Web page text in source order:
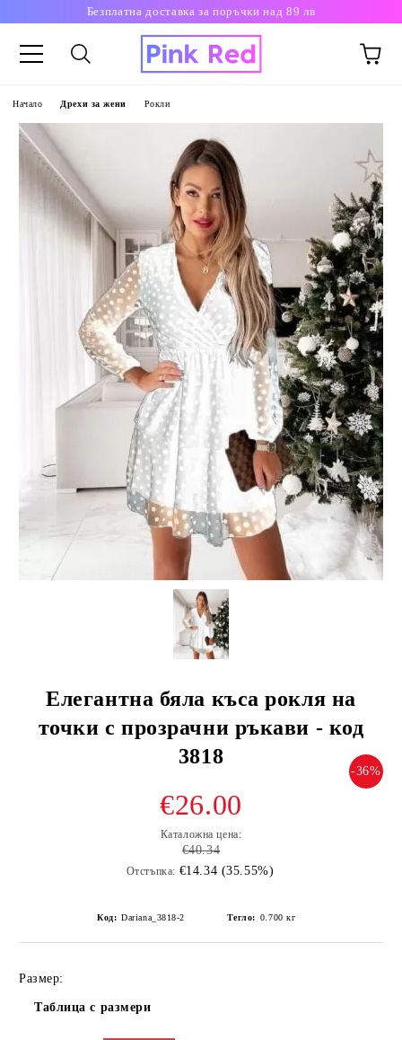
Безплатна доставка за поръчки над 89 лв
Начало Дрехи за жени Рокли
Елегантна бяла къса рокля на
точки с прозрачни ръкави - код
3818
-36%
€26.00
Каталожна цена:
€40.34
Отстъпка: €14.34 (35.55%)
Код: Dariana_3818-2 Тегло: 0.700 кг
Размер:
Таблица с размери